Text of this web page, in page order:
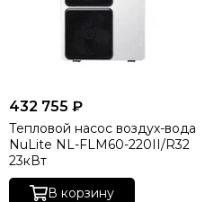
432 755 ₽
Тепловой насос воздух-вода
NuLite NL-FLM60-220II/R32
23кВт
В корзину